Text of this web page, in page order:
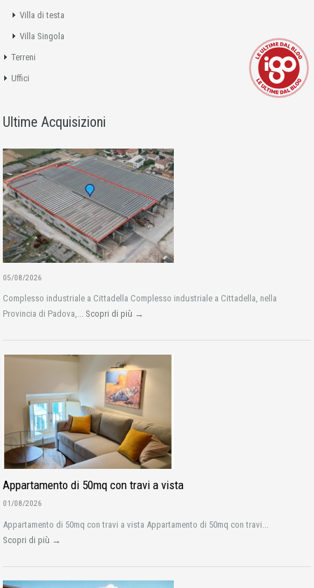
Villa di testa
Villa Singola
Terreni
Uffici
Ultime Acquisizioni
05/08/2026
Complesso industriale a Cittadella Complesso industriale a Cittadella, nella
Provincia di Padova,... Scopri di più →
Appartamento di 50mq con travi a vista
01/08/2026
Appartamento di 50mq con travi a vista Appartamento di 50mq con travi...
Scopri di più →